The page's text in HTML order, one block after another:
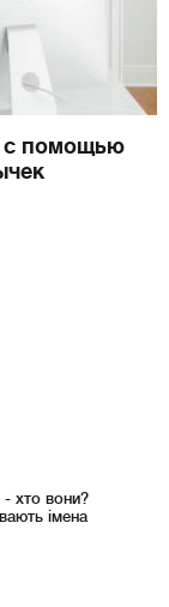
с помощью
- хто вони?
імена